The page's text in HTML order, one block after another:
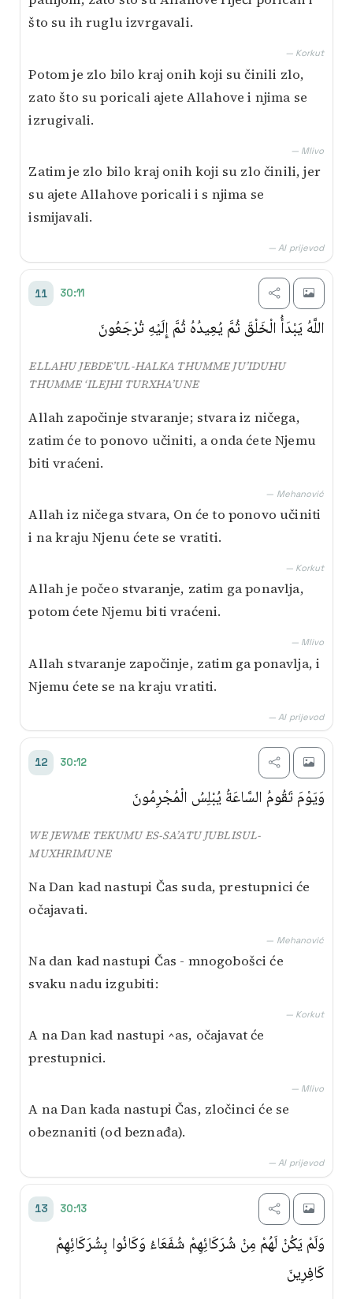
što su ih ruglu izvrgavali.
— Korkut
Potom je zlo bilo kraj onih koji su činili zlo,
zato što su poricali ajete Allahove i njima se
izrugivali.
— Mlivo
Zatim je zlo bilo kraj onih koji su zlo činili, jer
su ajete Allahove poricali i s njima se
ismijavali.
— AI prijevod
11 30:11
اللَّهُ يَبْدَأُ الْخَلْقَ ثُمَّ يُعِيدُهُ ثُمَّ إِلَيْهِ تُرْجَعُونَ
ELLAHU JEBDE’UL-HALKA THUMME JU’IDUHU
THUMME ‘ILEJHI TURXHA’UNE
Allah započinje stvaranje; stvara iz ničega,
zatim će to ponovo učiniti, a onda ćete Njemu
biti vraćeni.
— Mehanović
Allah iz ničega stvara, On će to ponovo učiniti
i na kraju Njenu ćete se vratiti.
— Korkut
Allah je počeo stvaranje, zatim ga ponavlja,
potom ćete Njemu biti vraćeni.
— Mlivo
Allah stvaranje započinje, zatim ga ponavlja, i
Njemu ćete se na kraju vratiti.
— AI prijevod
12 30:12
وَيَوْمَ تَقُومُ السَّاعَةُ يُبْلِسُ الْمُجْرِمُونَ
WE JEWME TEKUMU ES-SA’ATU JUBLISUL-
MUXHRIMUNE
Na Dan kad nastupi Čas suda, prestupnici će
očajavati.
— Mehanović
Na dan kad nastupi Čas - mnogobošci će
svaku nadu izgubiti:
— Korkut
A na Dan kad nastupi ^as, očajavat će
prestupnici.
— Mlivo
A na Dan kada nastupi Čas, zločinci će se
obeznaniti (od beznađa).
— AI prijevod
13 30:13
وَلَمْ يَكُنْ لَهُمْ مِنْ شُرَكَائِهِمْ شُفَعَاءُ وَكَانُوا بِشُرَكَائِهِمْ
كَافِرِينَ